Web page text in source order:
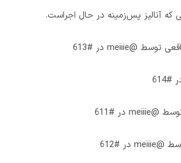
آنالیز پس‌زمینه در حال اجراست.